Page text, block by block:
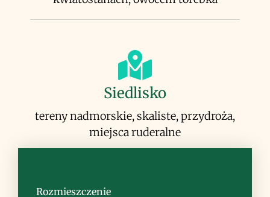
Siedlisko
tereny nadmorskie, skaliste, przydroża,
miejsca ruderalne
Rozmieszczenie